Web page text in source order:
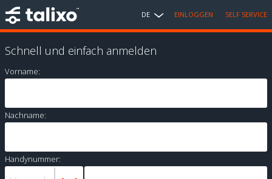
DE EINLOGGEN SELF SERVICE
Schnell und einfach anmelden
Vorname:
Nachname:
Handynummer: